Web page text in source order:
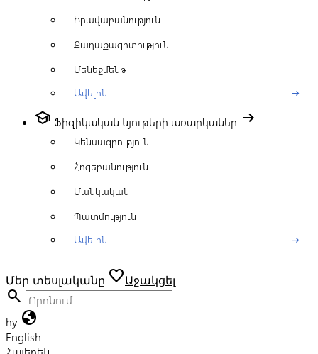
Իրավաբանություն
Քաղաքագիտություն
Մենեջմենթ
Ավելին
arrow_right_alt
school Ֆիզիկական նյութերի առարկաներ arrow_right_alt
Կենսագրություն
Հոգեբանություն
Մանկական
Պատմություն
Ավելին
arrow_right_alt
Մեր տեսլականը favoriteԱջակցել
search
hy globe
English